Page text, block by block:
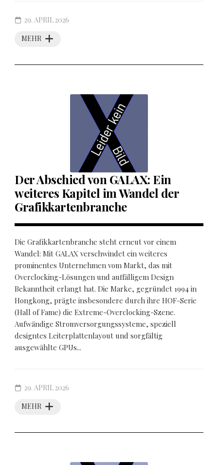
MEHR
29. APRIL 2026
Der Abschied von GALAX: Ein
weiteres Kapitel im Wandel der
Grafikkartenbranche
Die Grafikkartenbranche steht erneut vor einem
Wandel: Mit GALAX verschwindet ein weiteres
prominentes Unternehmen vom Markt, das mit
Overclocking-Lösungen und auffälligem Design
Bekanntheit erlangt hat. Die Marke, gegründet 1994 in
Hongkong, prägte insbesondere durch ihre HOF-Serie
(Hall of Fame) die Extreme-Overclocking-Szene.
Aufwändige Stromversorgungssysteme, speziell
designtes Leiterplattenlayout und sorgfältig
ausgewählte GPUs...
MEHR
29. APRIL 2026